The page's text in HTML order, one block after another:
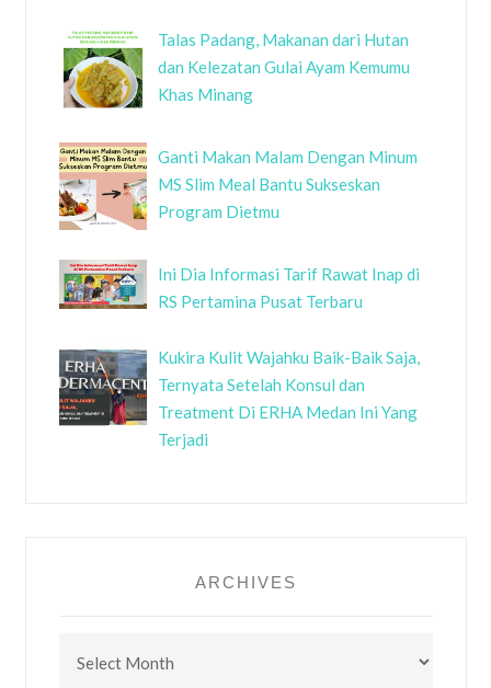
Talas Padang, Makanan dari Hutan
dan Kelezatan Gulai Ayam Kemumu
Khas Minang
Ganti Makan Malam Dengan Minum
MS Slim Meal Bantu Sukseskan
Program Dietmu
Ini Dia Informasi Tarif Rawat Inap di
RS Pertamina Pusat Terbaru
Kukira Kulit Wajahku Baik-Baik Saja,
Ternyata Setelah Konsul dan
Treatment Di ERHA Medan Ini Yang
Terjadi
ARCHIVES